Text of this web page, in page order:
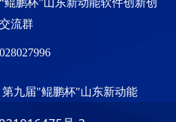
流群
第九届"鲲鹏杯"山东新动能